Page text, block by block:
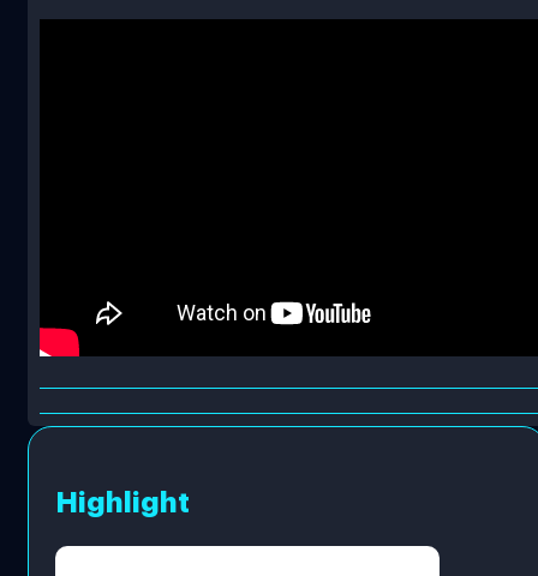
Highlight